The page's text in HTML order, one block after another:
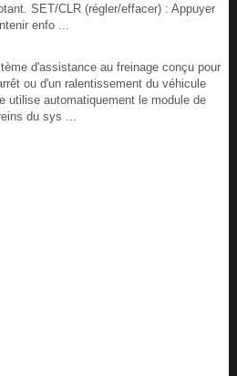
SET/CLR (régler/effacer) : Appuyer
enfo ...
d'assistance au freinage conçu pour
ou d'un ralentissement du véhicule
utilise automatiquement le module de
du sys ...